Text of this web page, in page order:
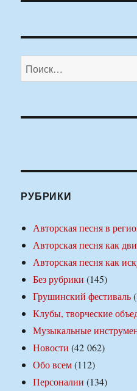
Искать:
РУБРИКИ
Авторская песня в
Авторская песня как
Авторская песня как
Без рубрики (145)
Грушинский фестиваль
Клубы, творческие
Музыкальные
Новости (42 062)
Обо всем(112)
Персоналии (134)